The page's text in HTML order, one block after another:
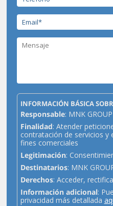
INFORMACIÓN BÁSICA
Responsable: MNK
Finalidad: Atender
contratación de servicios y
fines comerciales
Legitimación:
Destinatarios: MNK
Derechos: Acceder,
Información adicional:
privacidad más detallada